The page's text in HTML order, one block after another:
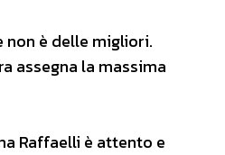
non è delle migliori.
assegna la massima
Raffaelli è attento e